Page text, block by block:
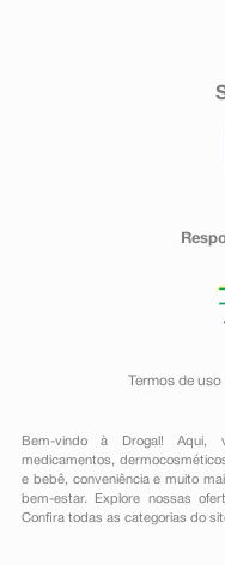
Termos de uso
Bem-vindo à Drogal! Aqui,
medicamentos ,
e bebê, conveniênciae muito
bem-estar. Explore nossas
Confira todas as categorias do